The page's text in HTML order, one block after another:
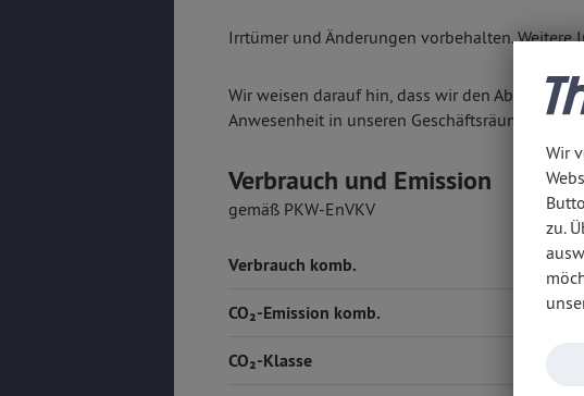
Irrtümer und Änderungen vorbehalten.
Wir weisen darauf hin, dass wir den Abschluss
Anwesenheit in unseren Geschäftsräumen
Verbrauch und Emission
gemäß PKW-EnVKV
Verbrauch komb.
CO₂-Emission komb.
CO₂-Klasse
Wir
zu.